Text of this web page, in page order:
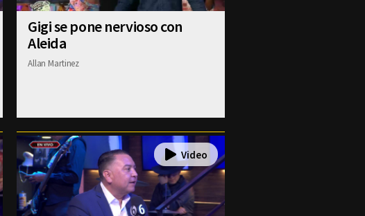
Gigi se pone nervioso con
Aleida
Allan Martinez